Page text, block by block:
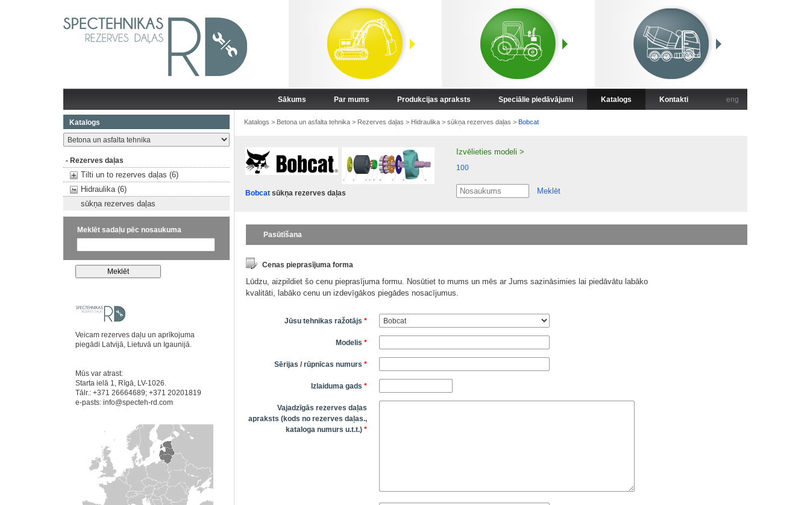
Sākums Par mums Produkcijas apraksts Speciālie piedāvājumi Katalogs Kontakti eng
Katalogs
- Rezerves daļas
Tilti un to rezerves daļas (6)
Hidraulika (6)
sūkņa rezerves daļas
Meklēt sadaļu pēc nosaukuma
Veicam rezerves daļu un aprīkojuma
piegādi Latvijā, Lietuvā un Igaunijā.
Mūs var atrast:
Starta ielā 1, Rīgā, LV-1026.
Tālr.: +371 26664689; +371 20201819
e-pasts: info@specteh-rd.com
Katalogs > Betona un asfalta tehnika> Rezerves daļas > Hidraulika> sūkņa rezerves daļas > Bobcat
Bobcatsūkņa rezerves daļas
Izvēlieties modeli >
100
Meklēt
Pasūtīšana
Cenas pieprasījuma forma
Lūdzu, aizpildiet šo cenu pieprasījuma formu. Nosūtiet to mums un mēs ar Jums sazināsimies lai piedāvātu labāko
kvalitāti, labāko cenu un izdevīgākos piegādes nosacījumus.
Jūsu tehnikas ražotājs *
Modelis *
Sērijas / rūpnīcas numurs *
Izlaiduma gads *
Vajadzīgās rezerves daļas
apraksts (kods no rezerves daļas.,
kataloga numurs u.t.t.) *